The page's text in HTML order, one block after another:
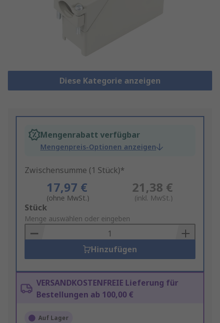
Diese Kategorie anzeigen
Mengenrabatt verfügbar
Mengenpreis-Optionen anzeigen
Zwischensumme (1 Stück)*
17,97 €
(ohne MwSt.)
21,38 €
(inkl. MwSt.)
Add
to
Basket
Stück
Menge auswählen oder eingeben
Hinzufügen
VERSANDKOSTENFREIE Lieferung für
Bestellungen ab 100,00 €
Auf Lager